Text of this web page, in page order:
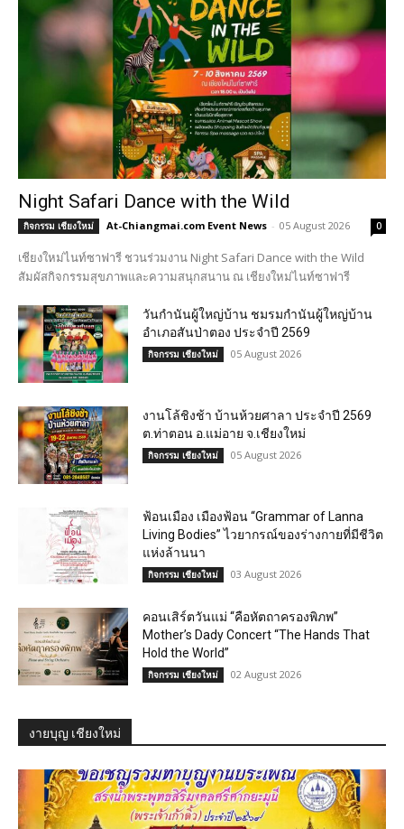
Night Safari Dance with the Wild
กิจกรรม เชียงใหม่ At-Chiangmai.com Event News - 05 August 2026 0
เชียงใหม่ไนท์ซาฟารี ชวนร่วมงาน Night Safari Dance with the Wild
สัมผัสกิจกรรมสุขภาพและความสนุกสนาน ณ เชียงใหม่ไนท์ซาฟารี
วันกำนันผู้ใหญ่บ้าน ชมรมกำนันผู้ใหญ่บ้าน
อำเภอสันป่าตอง ประจำปี 2569
กิจกรรม เชียงใหม่ 05 August 2026
งานโล้ชิงช้า บ้านห้วยศาลา ประจำปี 2569
ต.ท่าตอน อ.แม่อาย จ.เชียงใหม่
กิจกรรม เชียงใหม่ 05 August 2026
ฟ้อนเมือง เมืองฟ้อน “Grammar of Lanna
Living Bodies” ไวยากรณ์ของร่างกายที่มีชีวิต
แห่งล้านนา
กิจกรรม เชียงใหม่ 03 August 2026
คอนเสิร์ตวันแม่ “คือหัตถาครองพิภพ”
Mother’s Dady Concert “The Hands That
Hold the World”
กิจกรรม เชียงใหม่ 02 August 2026
งายบุญ เชียงใหม่